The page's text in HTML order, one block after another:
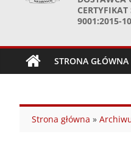
9001:2015-
STRONA GŁÓWNA
Strona główna »